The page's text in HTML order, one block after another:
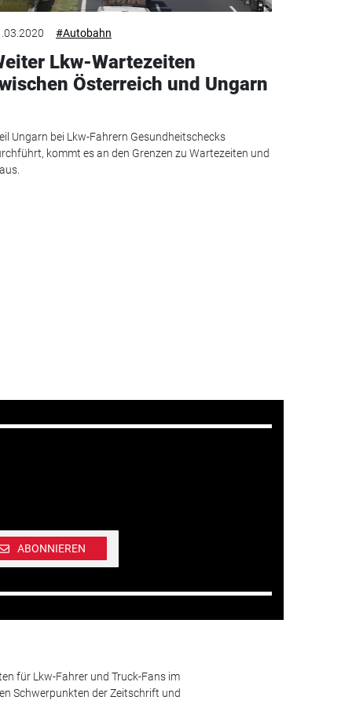
#Autobahn
Lkw-Wartezeiten
Österreich und Ungarn
Ungarn bei Lkw-Fahrern Gesundheitschecks
kommt es an den Grenzen zu Wartezeiten und
ABONNIEREN
für Lkw-Fahrer und Truck-Fans im
Schwerpunkten der Zeitschrift und